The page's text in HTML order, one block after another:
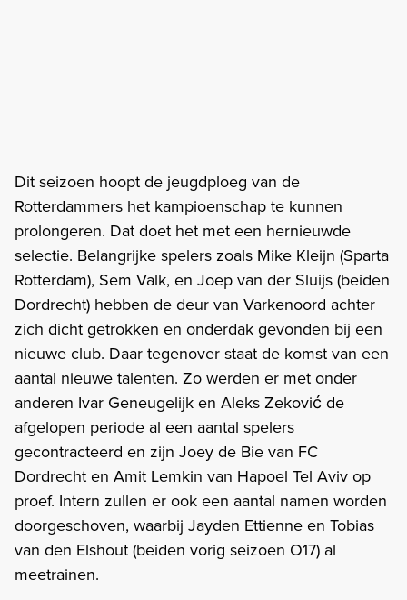
Dit seizoen hoopt de jeugdploeg van de
Rotterdammers het kampioenschap te kunnen
prolongeren. Dat doet het met een hernieuwde
selectie. Belangrijke spelers zoals Mike Kleijn (Sparta
Rotterdam), Sem Valk, en Joep van der Sluijs (beiden
Dordrecht) hebben de deur van Varkenoord achter
zich dicht getrokken en onderdak gevonden bij een
nieuwe club. Daar tegenover staat de komst van een
aantal nieuwe talenten. Zo werden er met onder
anderen Ivar Geneugelijk en Aleks Zeković de
afgelopen periode al een aantal spelers
gecontracteerd en zijn Joey de Bie van FC
Dordrecht en Amit Lemkin van Hapoel Tel Aviv op
proef. Intern zullen er ook een aantal namen worden
doorgeschoven, waarbij Jayden Ettienne en Tobias
van den Elshout (beiden vorig seizoen O17) al
meetrainen.